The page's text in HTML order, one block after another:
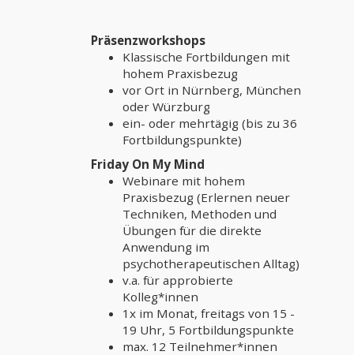
Präsenzworkshops
Klassische Fortbildungen mit
hohem Praxisbezug
vor Ort in Nürnberg, München
oder Würzburg
ein- oder mehrtägig (bis zu 36
Fortbildungspunkte)
Friday On My Mind
Webinare mit hohem
Praxisbezug (Erlernen neuer
Techniken, Methoden und
Übungen für die direkte
Anwendung im
psychotherapeutischen Alltag)
v.a. für approbierte
Kolleg*innen
1x im Monat, freitags von 15 -
19 Uhr, 5 Fortbildungspunkte
max. 12 Teilnehmer*innen